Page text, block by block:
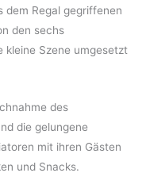
dem Regal gegriffenen
den sechs
kleine Szene umgesetzt
des
die gelungene
mit ihren Gästen
und Snacks.